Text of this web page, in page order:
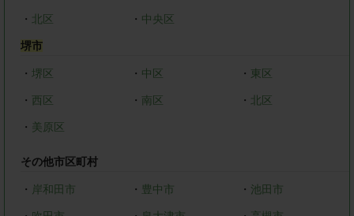
・ 北区 ・ 中央区
堺市
・ 堺区 ・ 中区 ・ 東区
・ 西区 ・ 南区 ・ 北区
・ 美原区
その他市区町村
・ 岸和田市 ・ 豊中市 ・ 池田市